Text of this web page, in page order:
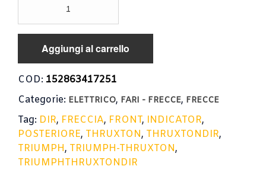
POSTERIORE
TRIUMPH
THRUXTON
REAR
DIR
quantità
Aggiungi al carrello
COD: 152863417251
Categorie: ELETTRICO, FARI - FRECCE, FRECCE
Tag: DIR, FRECCIA, FRONT, INDICATOR,
POSTERIORE, THRUXTON, THRUXTONDIR,
TRIUMPH, TRIUMPH-THRUXTON,
TRIUMPHTHRUXTONDIR